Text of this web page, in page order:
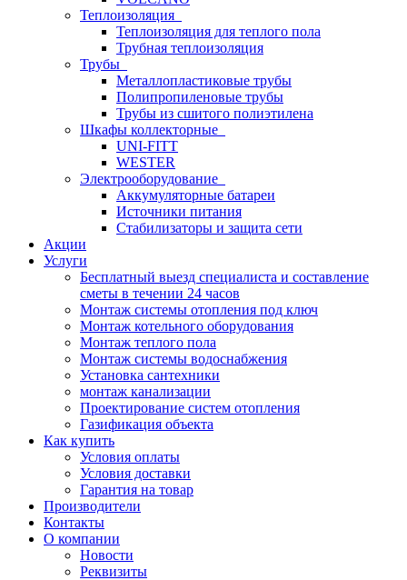
Теплоизоляция
Теплоизоляция для теплого пола
Трубная теплоизоляция
Трубы
Металлопластиковые трубы
Полипропиленовые трубы
Трубы из сшитого полиэтилена
Шкафы коллекторные
UNI-FITT
WESTER
Электрооборудование
Аккумуляторные батареи
Источники питания
Стабилизаторы и защита сети
Акции
Услуги
Бесплатный выезд специалиста и составление
сметы в течении 24 часов
Монтаж системы отопления под ключ
Монтаж котельного оборудования
Монтаж теплого пола
Монтаж системы водоснабжения
Установка сантехники
монтаж канализации
Проектирование систем отопления
Газификация объекта
Как купить
Условия оплаты
Условия доставки
Гарантия на товар
Производители
Контакты
О компании
Новости
Реквизиты